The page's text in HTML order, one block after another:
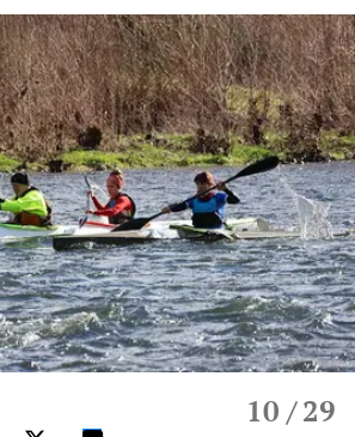
10 / 29